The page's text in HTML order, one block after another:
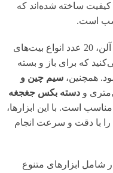
کیفیت ساخته شده‌اند که
است.
در این مجموعه، شما سری 8 عددی آچار آلن، 20 عدد انواع بیت‌های
که برای باز و بسته
همچنین، سیم چین و
دسته بکس جغجغه
مناسب است. با این ابزارها،
را با دقت و سرعت انجام
شامل ابزارهای متنوع